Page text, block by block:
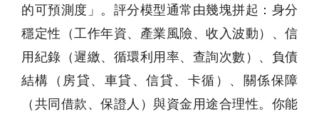
的可預測度」。評分模型通常由幾塊拼起：身分
穩定性（工作年資、產業風險、收入波動）、信
用紀錄（遲繳、循環利用率、查詢次數）、負債
結構（房貸、車貸、信貸、卡循）、關係保障
（共同借款、保證人）與資金用途合理性。你能